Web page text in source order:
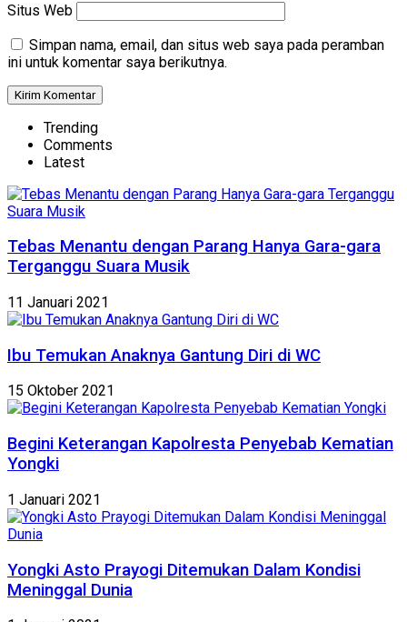
Situs Web
Simpan nama, email, dan situs web saya pada peramban
ini untuk komentar saya berikutnya.
Trending
Comments
Latest
Tebas Menantu dengan Parang Hanya Gara-gara
Terganggu Suara Musik
11 Januari 2021
Ibu Temukan Anaknya Gantung Diri di WC
15 Oktober 2021
Begini Keterangan Kapolresta Penyebab Kematian
Yongki
1 Januari 2021
Yongki Asto Prayogi Ditemukan Dalam Kondisi
Meninggal Dunia